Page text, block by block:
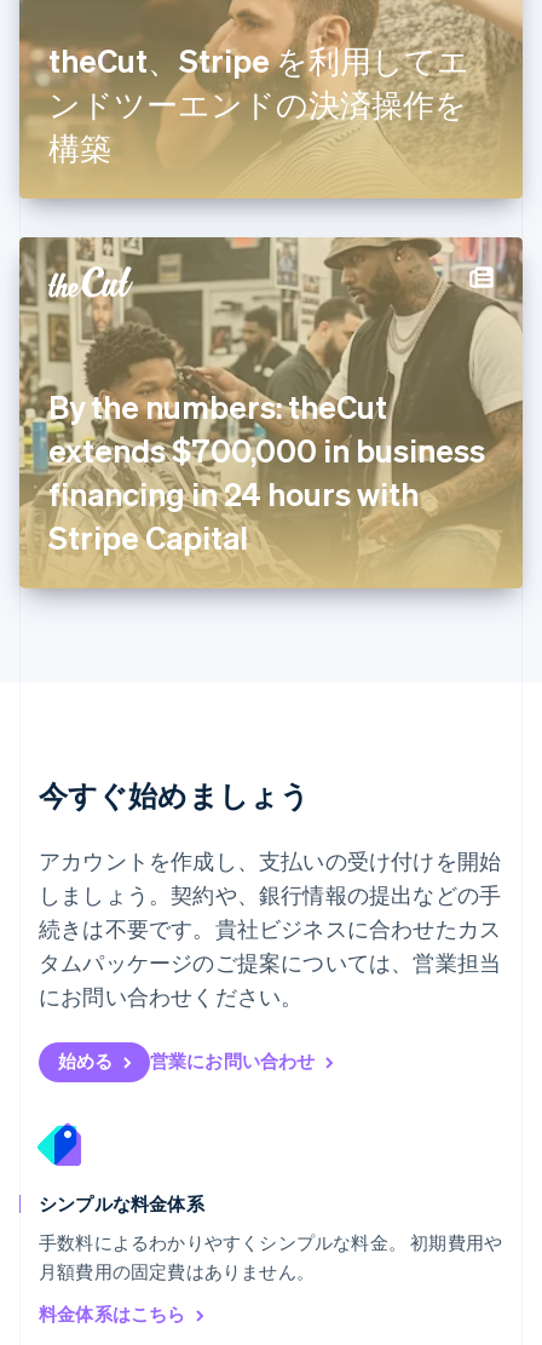
theCut、Stripe を利用してエ
ンドツーエンドの決済操作を
構築
By the numbers: theCut
extends $700,000 in business
financing in 24 hours with
Stripe Capital
今すぐ始めましょう
アカウントを作成し、支払いの受け付けを開始
しましょう。契約や、銀行情報の提出などの手
続きは不要です。貴社ビジネスに合わせたカス
タムパッケージのご提案については、営業担当
にお問い合わせください。
始める 営業にお問い合わせ
シンプルな料金体系
手数料によるわかりやすくシンプルな料金。 初期費用や
月額費用の固定費はありません。
料金体系はこちら
キプロス
English
ギリシア
English
クロアチア
ジブラルタル
シンガポール
English简体中文
スイス
DeutschFrançais ItalianoEnglish
スウェーデン
Svenska English
スペイン
EspañolEnglish
スロバキア
English
スロベニア
EnglishItaliano
タイ
English
チェコ共和国
ノルウェー
English
English
フィンランド
English Svenska
ブラジル
PortuguêsEnglish
フランス
Français English
English
ベルギー
ポーランド
English
PortuguêsEnglish
English
マレーシア
English简体中文
メキシコ